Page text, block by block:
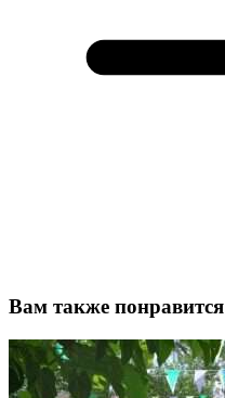
Вам также понравится